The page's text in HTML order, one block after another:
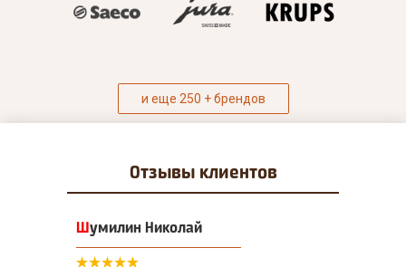
и еще 250 + брендов
Отзывы клиентов
Шумилин Николай